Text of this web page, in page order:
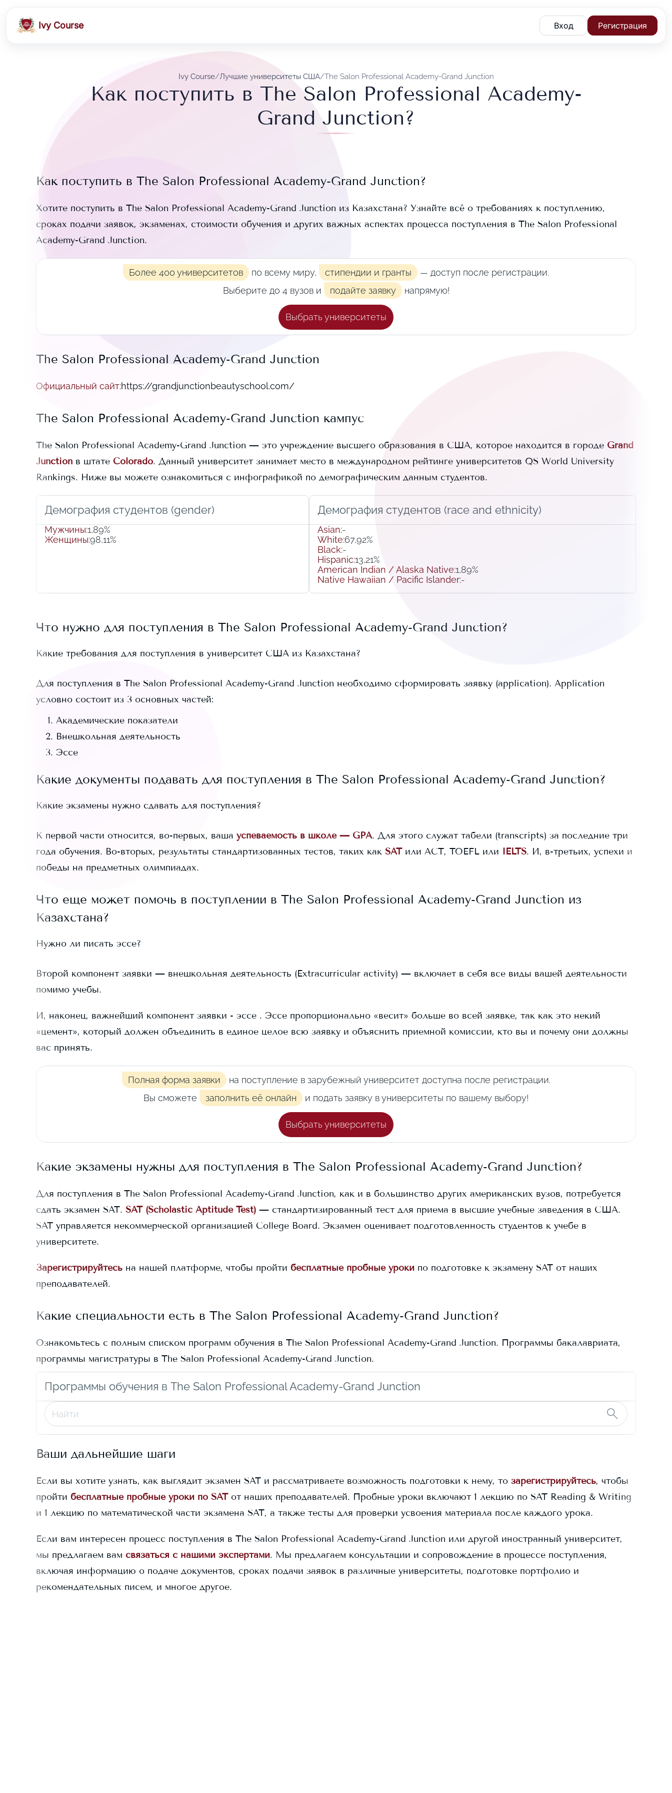
Ivy Course Вход Регистрация
Ivy Course/Лучшие университеты США/The Salon Professional Academy-Grand Junction
Как поступить в The Salon Professional Academy-
Grand Junction?
Как поступить в The Salon Professional Academy-Grand Junction?
Хотите поступить в The Salon Professional Academy-Grand Junction из Казахстана? Узнайте всё о требованиях к поступлению,
сроках подачи заявок, экзаменах, стоимости обучения и других важных аспектах процесса поступления в The Salon Professional
Academy-Grand Junction.
Более 400 университетов по всему миру, стипендии и гранты
— доступ после регистрации.
Выберите до 4 вузов и
подайте заявку напрямую!
Выбрать университеты
The Salon Professional Academy-Grand Junction
Официальный сайт:https://grandjunctionbeautyschool.com/
The Salon Professional Academy-Grand Junction кампус
The Salon Professional Academy-Grand Junction — это учреждение высшего образования в США, которое находится в городе Grand
Junction в штате Colorado. Данный университет занимает место в международном рейтинге университетов QS World University
Rankings. Ниже вы можете ознакомиться с инфографикой по демографическим данным студентов.
Демография студентов (gender)
Мужчины:1,89%
Женщины:98,11%
Демография студентов (race and ethnicity)
Asian:-
White:67,92%
Black:-
Hispanic:13,21%
American Indian / Alaska Native:1,89%
Native Hawaiian / Pacific Islander:-
Что нужно для поступления в The Salon Professional Academy-Grand Junction?
Какие требования для поступления в университет США из Казахстана?
Для поступления в The Salon Professional Academy-Grand Junction необходимо сформировать заявку (application). Application
условно состоит из 3 основных частей:
Академические показатели
Внешкольная деятельность
Эссе
Какие документы подавать для поступления в The Salon Professional Academy-Grand Junction?
Какие экзамены нужно сдавать для поступления?
К первой части относится, во-первых, ваша успеваемость в школе — GPA. Для этого служат табели (transcripts) за последние три
года обучения. Во-вторых, результаты стандартизованных тестов, таких как SAT или ACT, TOEFL или IELTS. И, в-третьих, успехи и
победы на предметных олимпиадах.
Что еще может помочь в поступлении в The Salon Professional Academy-Grand Junction из
Казахстана?
Нужно ли писать эссе?
Второй компонент заявки — внешкольная деятельность (Extracurricular activity) — включает в себя все виды вашей деятельности
помимо учебы.
И, наконец, важнейший компонент заявки - эссе . Эссе пропорционально «весит» больше во всей заявке, так как это некий
«цемент», который должен объединить в единое целое всю заявку и объяснить приемной комиссии, кто вы и почему они должны
вас принять.
Полная форма заявки на поступление в зарубежный университет доступна после регистрации.
Вы сможете
заполнить её онлайн и подать заявку в университеты по вашему выбору!
Выбрать университеты
Какие экзамены нужны для поступления в The Salon Professional Academy-Grand Junction?
Для поступления в The Salon Professional Academy-Grand Junction, как и в большинство других американских вузов, потребуется
сдать экзамен SAT. SAT (Scholastic Aptitude Test) — стандартизированный тест для приема в высшие учебные заведения в США.
SAT управляется некоммерческой организацией College Board. Экзамен оценивает подготовленность студентов к учебе в
университете.
Зарегистрируйтесь на нашей платформе, чтобы пройти бесплатные пробные уроки по подготовке к экзамену SAT от наших
преподавателей.
Какие специальности есть в The Salon Professional Academy-Grand Junction?
Ознакомьтесь с полным списком программ обучения в The Salon Professional Academy-Grand Junction. Программы бакалавриата,
программы магистратуры в The Salon Professional Academy-Grand Junction.
Программы обучения в The Salon Professional Academy-Grand Junction
Ваши дальнейшие шаги
Если вы хотите узнать, как выглядит экзамен SAT и рассматриваете возможность подготовки к нему, то зарегистрируйтесь, чтобы
пройти бесплатные пробные уроки по SAT от наших преподавателей. Пробные уроки включают 1 лекцию по SAT Reading & Writing
и 1 лекцию по математической части экзамена SAT, а также тесты для проверки усвоения материала после каждого урока.
Если вам интересен процесс поступления в The Salon Professional Academy-Grand Junction или другой иностранный университет,
мы предлагаем вам связаться с нашими экспертами. Мы предлагаем консультации и сопровождение в процессе поступления,
включая информацию о подаче документов, сроках подачи заявок в различные университеты, подготовке портфолио и
рекомендательных писем, и многое другое.